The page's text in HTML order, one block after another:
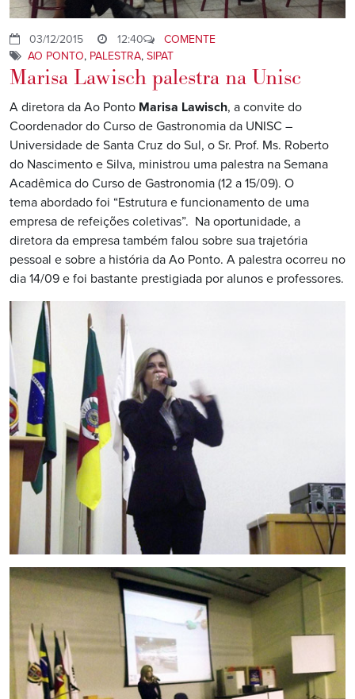
03/12/2015 12:40
COMENTE
AO PONTO, PALESTRA, SIPAT
Marisa Lawisch palestra na Unisc
A diretora da Ao Ponto Marisa Lawisch, a convite do
Coordenador do Curso de Gastronomia da UNISC –
Universidade de Santa Cruz do Sul, o Sr. Prof. Ms. Roberto
do Nascimento e Silva, ministrou uma palestra na Semana
Acadêmica do Curso de Gastronomia (12 a 15/09). O
tema abordado foi “Estrutura e funcionamento de uma
empresa de refeições coletivas”. Na oportunidade, a
diretora da empresa também falou sobre sua trajetória
pessoal e sobre a história da Ao Ponto. A palestra ocorreu no
dia 14/09 e foi bastante prestigiada por alunos e professores.